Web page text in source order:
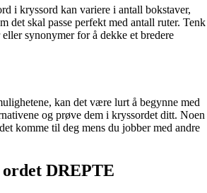
i kryssord kan variere i antall bokstaver,
det skal passe perfekt med antall ruter. Tenk
synonymer for å dekke et bredere
kan det være lurt å begynne med
og prøve dem i kryssordet ditt. Noen
komme til deg mens du jobber med andre
DREPTE